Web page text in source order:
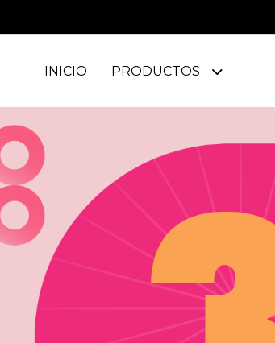
INICIO PRODUCTOS